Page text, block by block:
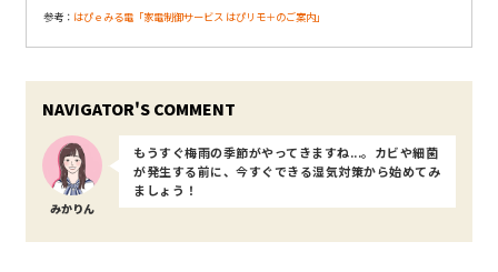
参考： はぴｅみる電「家電制御サービス はぴリモ＋のご案内」
みかりん
もうすぐ梅雨の季節がやってきますね...。カビや細菌
が発生する前に、今すぐできる湿気対策から始めてみ
ましょう！